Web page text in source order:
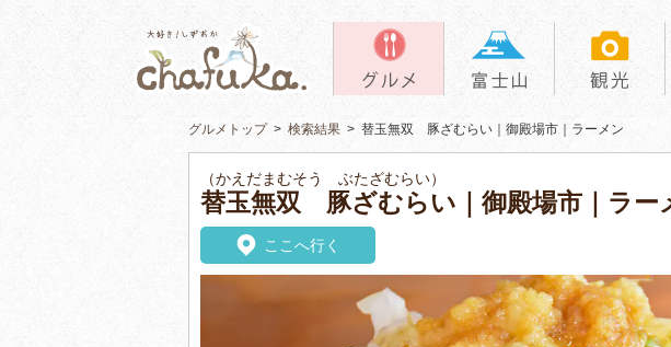
グルメトップ> 検索結果 > 替玉無双 豚ざむらい｜御殿場市｜ラーメン
（かえだまむそう ぶたざむらい）
替玉無双 豚ざむらい｜御殿場市｜ラー
ここへ行く